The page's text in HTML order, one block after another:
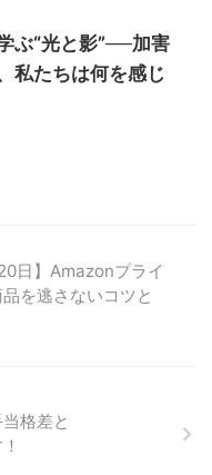
ぶ“光と影”──加害
私たちは何を感じ
日】Amazonプライ
を逃さないコツと
格差と